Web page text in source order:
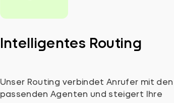
Intelligentes Routing
Unser Routing verbindet Anrufer mit den
passenden Agenten und steigert Ihre